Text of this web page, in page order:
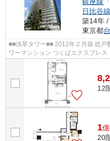
銀座線 「
日比谷線
築14年
東京都
■■浅草タワー■■ 2012年２月築 総戸数693戸 地上３７階建、高層免震構造タ
ワーマンション つくばエクスプレス『浅草』駅より徒歩３分 東京メトロ銀座
線『田原町』駅より徒歩9分 東京...
12
1億
20